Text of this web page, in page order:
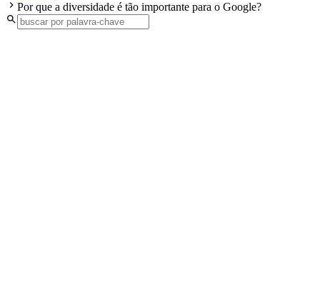
Por que a diversidade é tão importante para o Google?